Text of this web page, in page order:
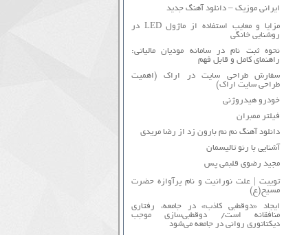
ایرانی موزیک – دانلود آهنگ جدید
مزایا و معایب استفاده از ماژول LED در
روشنایی خانگی
نحوه ثبت نام در سامانه مودیان مالیاتی:
راهنمای کامل و قابل فهم
سفارش طراحی سایت در اراک (اهمیت
طراحی سایت اراک)
خودرو هیدروژنی
فیلتر ممبران
دانلود آهنگ نم نم بارون زد از رضا مریدی
آشنایی با رنو تالیسمان
مجید رضوی قلبمی پس
توییت | علت نورانیت و نام پرآوازه حضرت
مسیح(ع)
ایجاد «دوقطبی کاذب» در جامعه، رفتاری
منافقانه است/ دوقطبی‌سازی موجب
دیکتاتوری روانی در جامعه می‌شود